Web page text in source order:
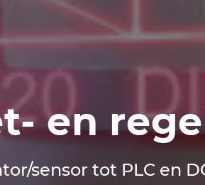
en
sensor tot PLC en